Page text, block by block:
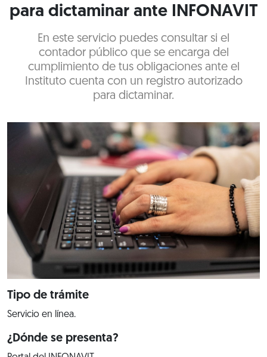
para dictaminar ante INFONAVIT
En este servicio puedes consultar si el
contador público que se encarga del
cumplimiento de tus obligaciones ante el
Instituto cuenta con un registro autorizado
para dictaminar.
Tipo de trámite
Servicio en línea.
¿Dónde se presenta?